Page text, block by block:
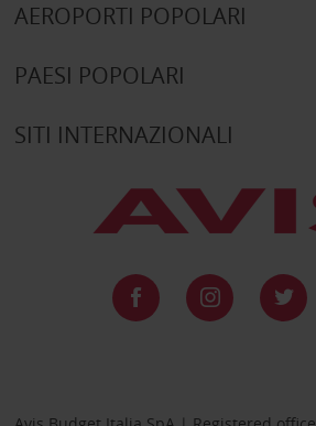
AEROPORTI POPOLARI
PAESI POPOLARI
SITI INTERNAZIONALI